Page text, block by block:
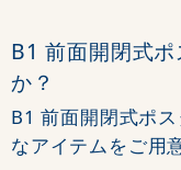
B1 前面開閉式
か？
B1 前面開閉式ポ
なアイテムをご用